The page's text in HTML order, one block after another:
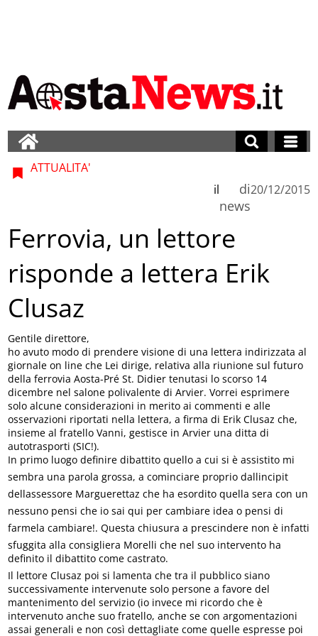
ATTUALITA'
di
news
il 20/12/2015
Ferrovia, un lettore
risponde a lettera Erik
Clusaz
Gentile direttore,
ho avuto modo di prendere visione di una lettera indirizzata al
giornale on line che Lei dirige, relativa alla riunione sul futuro
della ferrovia Aosta-Pré St. Didier tenutasi lo scorso 14
dicembre nel salone polivalente di Arvier. Vorrei esprimere
solo alcune considerazioni in merito ai commenti e alle
osservazioni riportati nella lettera, a firma di Erik Clusaz che,
insieme al fratello Vanni, gestisce in Arvier una ditta di
autotrasporti (SIC!).
In primo luogo definire dibattito quello a cui si è assistito mi
sembra una parola grossa, a cominciare proprio dallincipit
dellassessore Marguerettaz che ha esordito quella sera con un
nessuno pensi che io sai qui per cambiare idea o pensi di
farmela cambiare!. Questa chiusura a prescindere non è infatti
sfuggita alla consigliera Morelli che nel suo intervento ha
definito il dibattito come castrato.
Il lettore Clusaz poi si lamenta che tra il pubblico siano
successivamente intervenute solo persone a favore del
mantenimento del servizio (io invece mi ricordo che è
intervenuto anche suo fratello, anche se con argomentazioni
assai generali e non così dettagliate come quelle espresse poi